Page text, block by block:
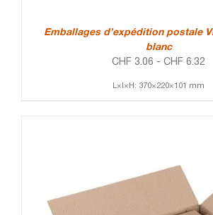
Emballages d’expédition postale
blanc
CHF 3.06 - CHF 6.32
L×l×H: 370×220×101 mm